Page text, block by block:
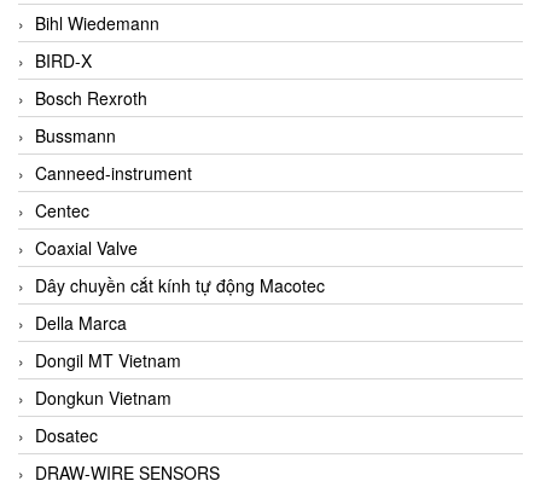
Bihl Wiedemann
BIRD-X
Bosch Rexroth
Bussmann
Canneed-instrument
Centec
Coaxial Valve
Dây chuyền cắt kính tự động Macotec
Della Marca
Dongil MT Vietnam
Dongkun Vietnam
Dosatec
DRAW-WIRE SENSORS